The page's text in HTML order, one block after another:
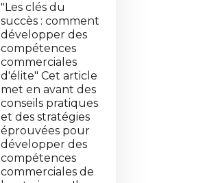
"Les clés du
succès : comment
développer des
compétences
commerciales
d'élite" Cet article
met en avant des
conseils pratiques
et des stratégies
éprouvées pour
développer des
compétences
commerciales de